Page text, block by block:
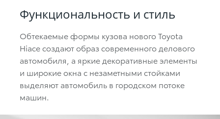
Функциональность и стиль
Обтекаемые формы кузова нового Toyota
Hiace создают образ современного делового
автомобиля, а яркие декоративные элементы
и широкие окна с незаметными стойками
выделяют автомобиль в городском потоке
машин.